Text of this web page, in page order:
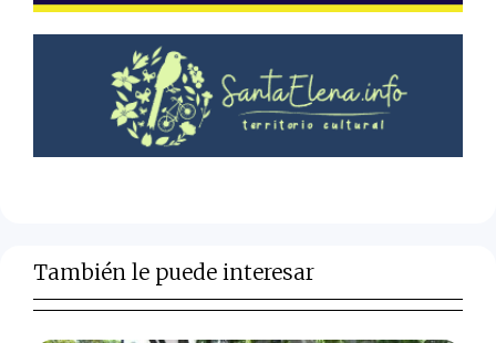
También le puede interesar